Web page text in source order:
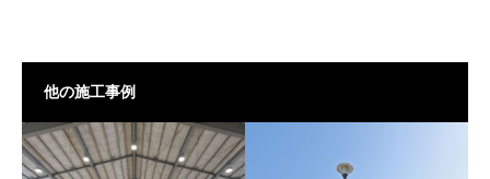
他の施工事例